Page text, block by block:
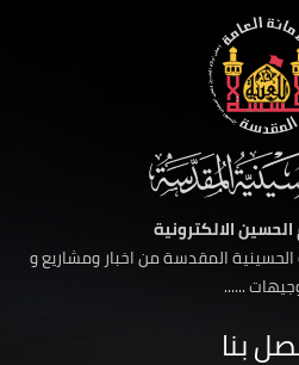
الحسين الالكترونية
المقدسة من اخبار ومشاريع و
......
بنا